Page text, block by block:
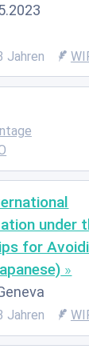
Jahren
under
for
Jahren